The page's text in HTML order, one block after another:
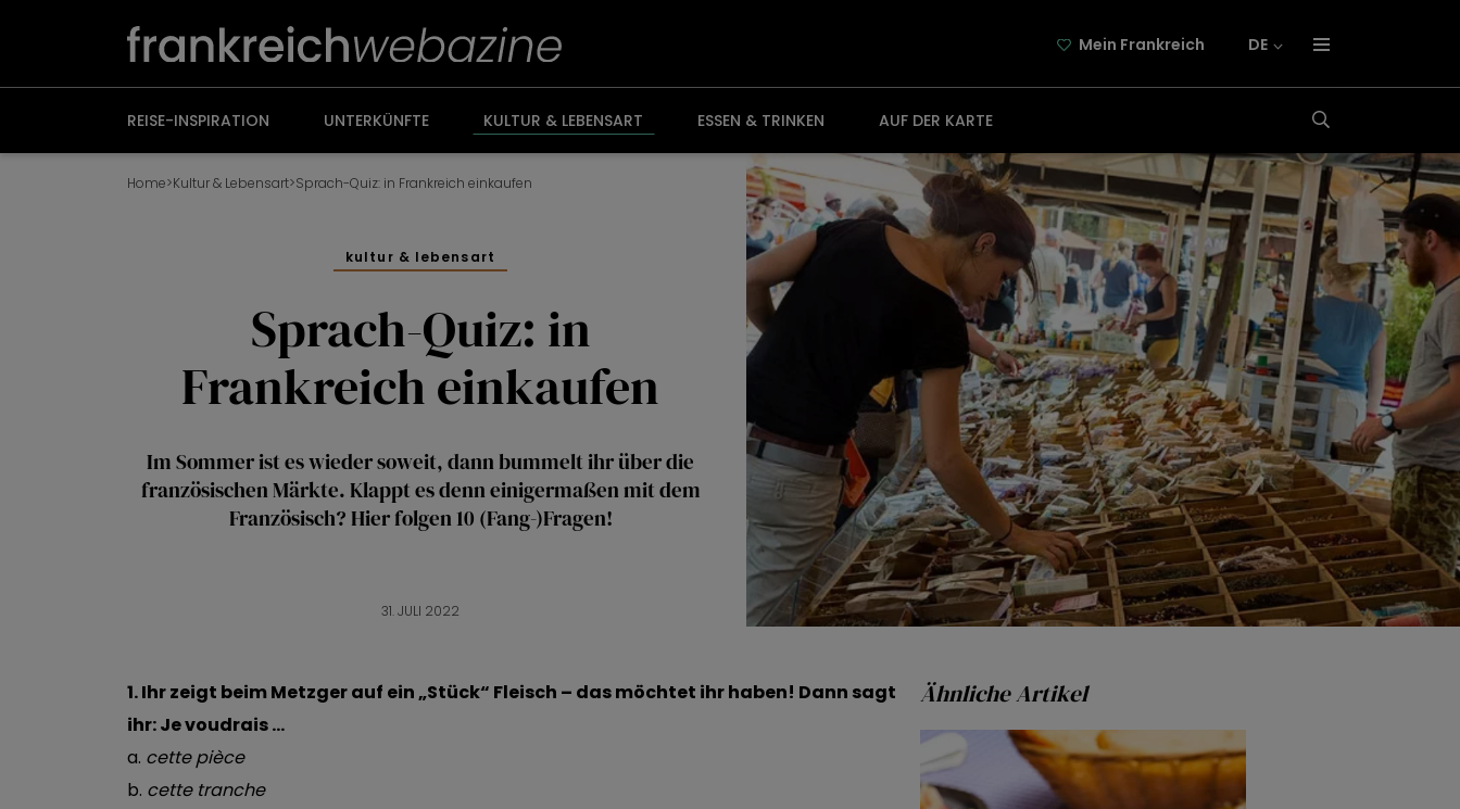
Mein Frankreich DE
kooperation
kontakt
REISE-INSPIRATION UNTERKÜNFTE KULTUR & LEBENSART ESSEN & TRINKEN AUF DER KARTE
Home>Kultur & Lebensart>Sprach-Quiz: in Frankreich einkaufen
kultur & lebensart
Sprach-Quiz: in
Frankreich einkaufen
Im Sommer ist es wieder soweit, dann bummelt ihr über die
französischen Märkte. Klappt es denn einigermaßen mit dem
Französisch? Hier folgen 10 (Fang-)Fragen!
31. JULI 2022
1. Ihr zeigt beim Metzger auf ein „Stück“ Fleisch – das möchtet ihr haben! Dann sagt
ihr: Je voudrais …
a. cette pièce
b. cette tranche
Ähnliche Artikel